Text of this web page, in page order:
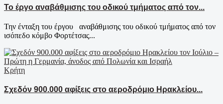
Το έργο αναβάθμισης του οδικού τμήματος από τον...
Την ένταξη του έργου αναβάθμισης του οδικού τμήματος από τον
ισόπεδο κόμβο Φορτέτσας...
Κρήτη
Σχεδόν 900.000 αφίξεις στο αεροδρόμιο Ηρακλείου...